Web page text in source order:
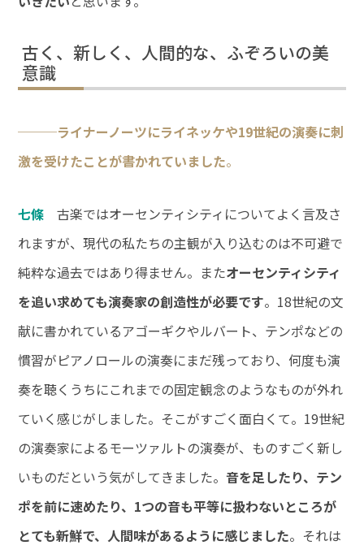
古く、新しく、人間的な、ふぞろいの美
意識
───ライナーノーツにライネッケや19世紀の演奏に刺
激を受けたことが書かれていました。
七條 古楽ではオーセンティシティについてよく言及さ
れますが、現代の私たちの主観が入り込むのは不可避で
純粋な過去ではあり得ません。またオーセンティシティ
を追い求めても演奏家の創造性が必要です。18世紀の文
献に書かれているアゴーギクやルバート、テンポなどの
慣習がピアノロールの演奏にまだ残っており、何度も演
奏を聴くうちにこれまでの固定観念のようなものが外れ
ていく感じがしました。そこがすごく面白くて。19世紀
の演奏家によるモーツァルトの演奏が、ものすごく新し
いものだという気がしてきました。音を足したり、テン
ポを前に速めたり、1つの音も平等に扱わないところが
とても新鮮で、人間味があるように感じました。それは